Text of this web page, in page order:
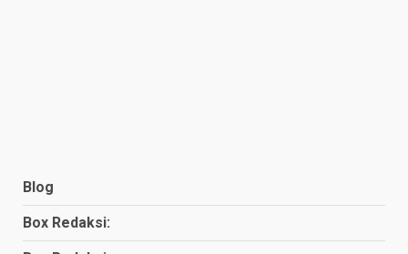
Blog
Box Redaksi: